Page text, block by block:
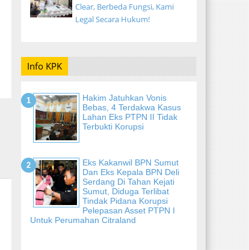
Clear, Berbeda Fungsi, Kami
Legal Secara Hukum!
Info KPK
Hakim Jatuhkan Vonis
Bebas, 4 Terdakwa Kasus
Lahan Eks PTPN II Tidak
Terbukti Korupsi
Eks Kakanwil BPN Sumut
Dan Eks Kepala BPN Deli
Serdang Di Tahan Kejati
Sumut, Diduga Terlibat
Tindak Pidana Korupsi
Pelepasan Asset PTPN I
Untuk Perumahan Citraland